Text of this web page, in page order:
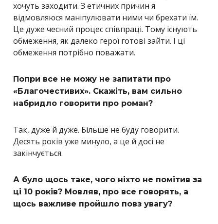
хочуть заходити. З етичних причин я
відмовляюся маніпулювати ними чи брехати їм.
Це дуже чесний процес співпраці. Тому існують
обмеження, як далеко герої готові зайти. І ці
обмеження потрібно поважати.
Попри все не можу не запитати про
«Благочестивих». Скажіть, вам сильно
набридло говорити про роман?
Так, дуже й дуже. Більше не буду говорити.
Десять років уже минуло, а це й досі не
закінчується.
А було щось таке, чого ніхто не помітив за
ці 10 років? Мовляв, про все говорять, а
щось важливе пройшло повз увагу?